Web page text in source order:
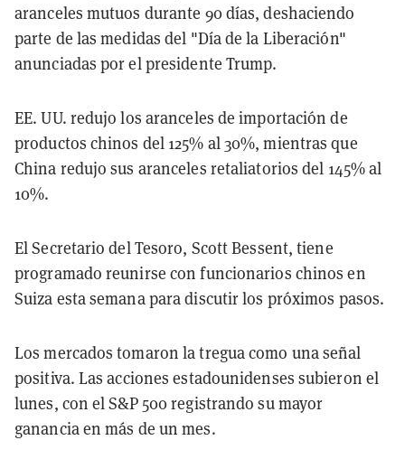
aranceles mutuos durante 90 días, deshaciendo
parte de las medidas del "Día de la Liberación"
anunciadas por el presidente Trump.
EE. UU. redujo los aranceles de importación de
productos chinos del 125% al 30%, mientras que
China redujo sus aranceles retaliatorios del 145% al
10%.
El Secretario del Tesoro, Scott Bessent, tiene
programado reunirse con funcionarios chinos en
Suiza esta semana para discutir los próximos pasos.
Los mercados tomaron la tregua como una señal
positiva. Las acciones estadounidenses subieron el
lunes, con el S&P 500 registrando su mayor
ganancia en más de un mes.